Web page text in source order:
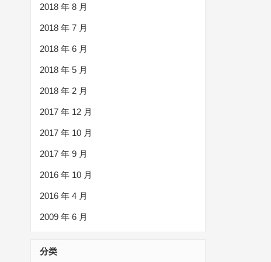
2018 年 8 月
2018 年 7 月
2018 年 6 月
2018 年 5 月
2018 年 2 月
2017 年 12 月
2017 年 10 月
2017 年 9 月
2016 年 10 月
2016 年 4 月
2009 年 6 月
分类